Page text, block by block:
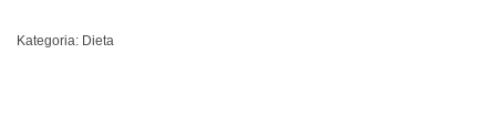
Kategoria: Dieta